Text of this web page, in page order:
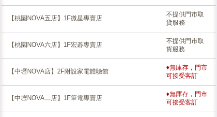
【桃園NOVA五店】1F微星專賣店
不提供門市取
貨服務
【桃園NOVA六店】1F宏碁專賣店
不提供門市取
貨服務
【中壢NOVA店】2F附設家電體驗館
♦無庫存，門市
可接受客訂
【中壢NOVA二店】1F筆電專賣店
♦無庫存，門市
可接受客訂